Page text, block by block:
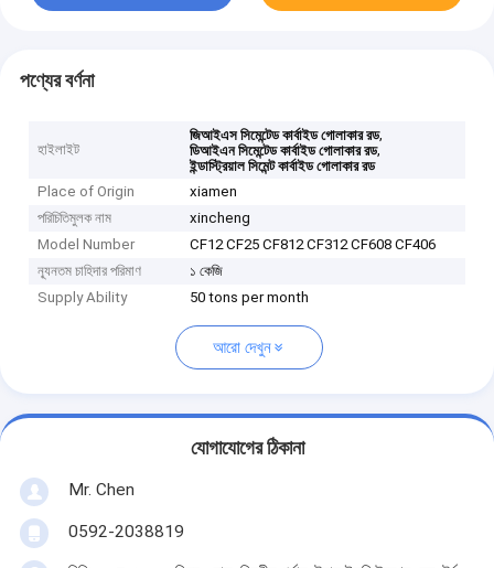
পণ্যের বর্ণনা
হাইলাইট
জিআইএস সিমেন্টেড কার্বাইড গোলাকার রড,
ডিআইএন সিমেন্টেড কার্বাইড গোলাকার রড,
ইন্ডাস্ট্রিয়াল সিমেন্ট কার্বাইড গোলাকার রড
Place of Origin
xiamen
পরিচিতিমুলক নাম
xincheng
Model Number
CF12 CF25 CF812 CF312 CF608 CF406
ন্যূনতম চাহিদার পরিমাণ
১ কেজি
Supply Ability
50 tons per month
আরো দেখুন
যোগাযোগের ঠিকানা
Mr. Chen
0592-2038819